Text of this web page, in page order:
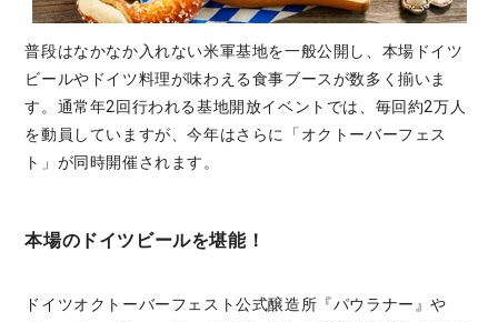
普段はなかなか入れない米軍基地を一般公開し、本場ドイツ
ビールやドイツ料理が味わえる食事ブースが数多く揃いま
す。通常年2回行われる基地開放イベントでは、毎回約2万人
を動員していますが、今年はさらに「オクトーバーフェス
ト」が同時開催されます。
本場のドイツビールを堪能！
ドイツオクトーバーフェスト公式醸造所『パウラナー』や